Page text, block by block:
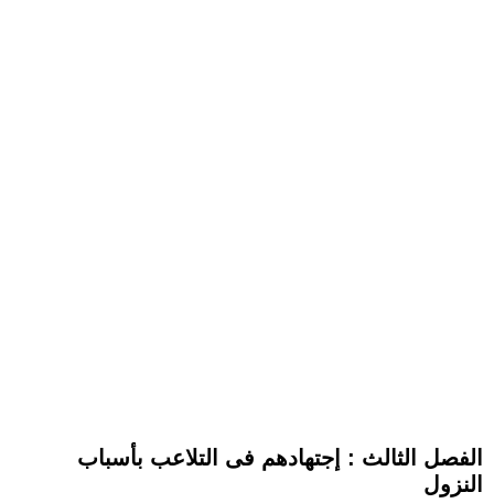
الفصل الثالث : إجتهادهم فى التلاعب بأسباب
النزول